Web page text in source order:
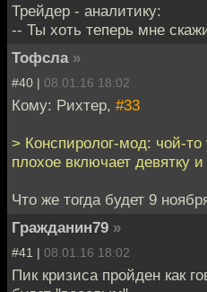
Трейдер - аналитику:
-- Ты хоть теперь мне
Тофсла »
#40 | 08.01.16 18:02
Кому: Рихтер, #33
> Конспиролог-мод: чой-
плохое включает девятку
Что же тогда будет 9
Гражданин79 »
#41 | 08.01.16 18:02
Пик кризиса пройден как